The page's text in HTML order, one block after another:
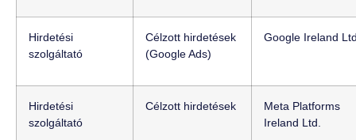
Hirdetési
szolgáltató
Célzott hirdetések
(Google Ads)
Google Ireland
Hirdetési
szolgáltató
Célzott hirdetések
Meta Platforms
Ireland Ltd.